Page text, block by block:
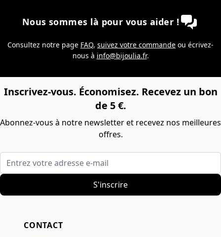
Nous sommes là pour vous aider !
Consultez notre page FAQ, suivez votre commande ou écrivez-
nous à info@bijoulia.fr.
Inscrivez-vous. Économisez. Recevez un bon
de 5 €.
Abonnez-vous à notre newsletter et recevez nos meilleures
offres.
Entrez votre adresse e-mail
S'inscrire
CONTACT